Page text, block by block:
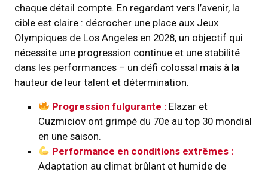
chaque détail compte. En regardant vers l’avenir, la
cible est claire : décrocher une place aux Jeux
Olympiques de Los Angeles en 2028, un objectif qui
nécessite une progression continue et une stabilité
dans les performances – un défi colossal mais à la
hauteur de leur talent et détermination.
Progression fulgurante : Elazar et
Cuzmiciov ont grimpé du 70e au top 30 mondial
en une saison.
Performance en conditions extrêmes :
Adaptation au climat brûlant et humide de